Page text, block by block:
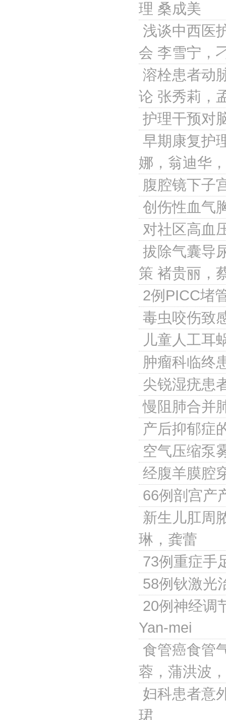
理 桑成美
浅谈中西医
会 李雪宁，
溶栓患者动
论 张秀莉，
护理干预对
早期康复护
娜，翁迪华
腹腔镜下子
创伤性血气
对社区高血
拔除气囊导
策 褚贵丽，
2例PICC堵
毒虫咬伤致
儿童人工耳
肿瘤科临终
尖锐湿疣患
慢阻肺合并
产后抑郁症
空气压缩泵
经腹羊膜腔
66例剖宫产
新生儿肛周
琳，龚蕾
73例重症手
58例钬激光
20例神经调
Yan-mei
食管癌食管
蓉，蒲洪波
妇科患者意
珺